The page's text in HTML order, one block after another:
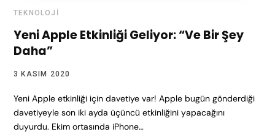
TEKNOLOJI
Yeni Apple Etkinliği Geliyor: “Ve Bir Şey
Daha”
3 KASIM 2020
Yeni Apple etkinliği için davetiye var! Apple bugün gönderdiği
davetiyeyle son iki ayda üçüncü etkinliğini yapacağını
duyurdu. Ekim ortasında iPhone…